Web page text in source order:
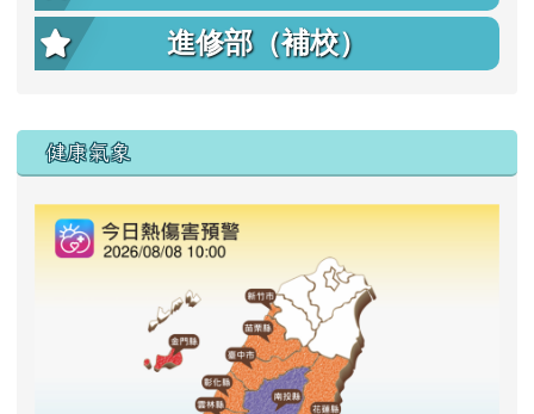
進修部（補校）
右邊區域內容
健康氣象